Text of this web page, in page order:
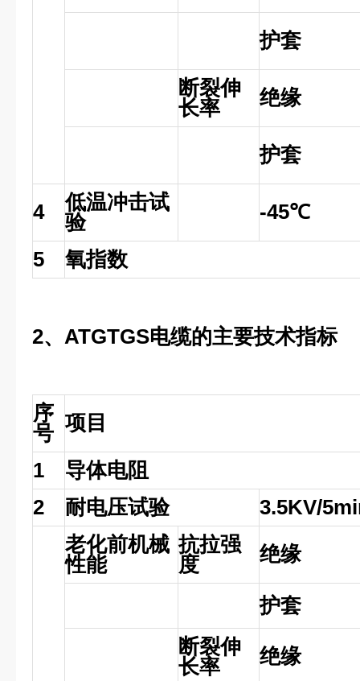
护套
断裂伸
长率
绝缘
护套
4
低温冲击试
验
-45℃
5
氧指数
2、ATGTGS电缆的主要技术指标
序
号 项目
1
导体电阻
2
耐电压试验
3.5KV/
老化前机械
性能
抗拉强
度
绝缘
护套
断裂伸
长率
绝缘